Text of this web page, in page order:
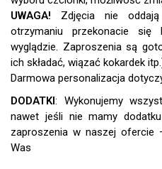
UWAGA!
DODATKI: